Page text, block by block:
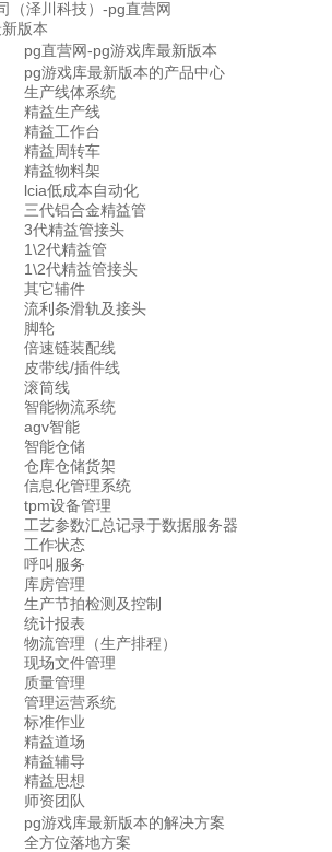
（泽川科技）-pg直营网
版本
pg直营网-pg游戏库最新版本
pg游戏库最新版本的产品中心
生产线体系统
精益生产线
精益工作台
精益周转车
精益物料架
lcia低成本自动化
三代铝合金精益管
3代精益管接头
1\2代精益管
1\2代精益管接头
其它辅件
流利条滑轨及接头
脚轮
倍速链装配线
皮带线/插件线
滚筒线
智能物流系统
agv智能
智能仓储
仓库仓储货架
信息化管理系统
tpm设备管理
工艺参数汇总记录于数据服务器
工作状态
呼叫服务
库房管理
生产节拍检测及控制
统计报表
物流管理（生产排程）
现场文件管理
质量管理
管理运营系统
标准作业
精益道场
精益辅导
精益思想
师资团队
pg游戏库最新版本的解决方案
全方位落地方案